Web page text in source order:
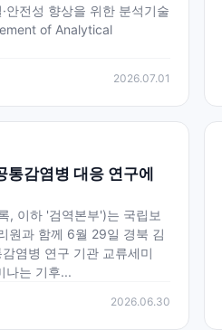
안전성 향상을 위한 분석기술
of Analytical
2026.07.01
감염병 대응 연구에
, 이하 '검역본부')는 국립보
원과 함께 6월 29일 경북 김
염병 연구 기관 교류세미
나는 기후...
2026.06.30